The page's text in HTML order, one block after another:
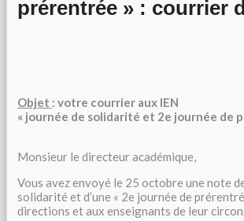
prérentrée » : courrier
Objet : votre courrier aux IEN
« journée de solidarité et 2e journée de
Monsieur le directeur académique,
Vous avez envoyé le 25 octobre une note
solidarité et d’une « 2e journée de
directions et aux enseignants de leur